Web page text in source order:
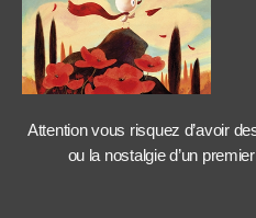
Attention vous risquez d’avoir
ou la nostalgie d’un